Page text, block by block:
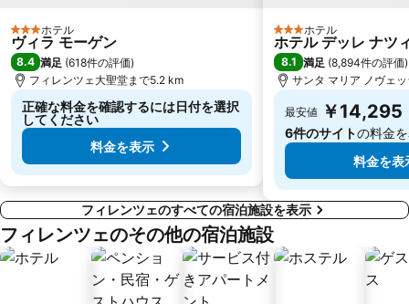
3 ホテルのランク
ホテル
ヴィラ モーゲン
8.4 満足 (618件の評価)
フィレンツェ大聖堂まで5.2 km
正確な料金を確認するには日付を選択
してください
料金を表示
3 ホテルのランク
ホテル
ホテル デッレ ナツ
8.1 満足 (8,894件の評価)
サンタ マリア ノヴェ
最安値 ￥14,295
6件のサイトの料金
料金を表
フィレンツェのすべての宿泊施設を表示
フィレンツェのその他の宿泊施設